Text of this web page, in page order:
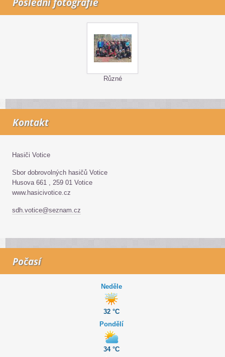
Různé
Kontakt
Hasiči Votice
Sbor dobrovolných hasičů Votice
Husova 661 , 259 01 Votice
www.hasicivotice.cz
sdh.votice@seznam.cz
Počasí
Neděle
32 °C
Pondělí
34 °C